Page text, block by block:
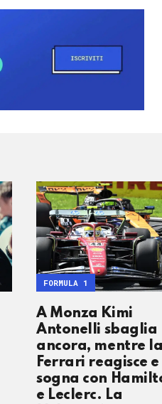
A Monza Kimi
Antonelli sbaglia
ancora, mentre
Ferrari reagisce e
sogna con
e Leclerc. La
FORMULA 1